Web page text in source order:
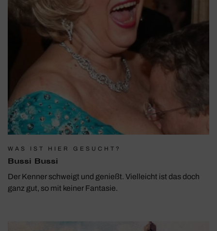
WAS IST HIER GESUCHT?
Bussi Bussi
Der Kenner schweigt und genießt. Vielleicht ist das doch
ganz gut, so mit keiner Fantasie.